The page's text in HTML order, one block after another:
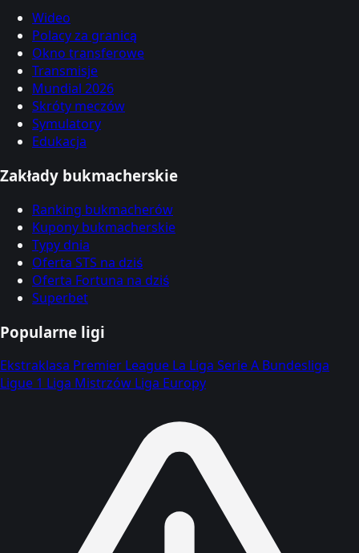
Wideo
Polacy za granicą
Okno transferowe
Transmisje
Mundial 2026
Skróty meczów
Symulatory
Edukacja
Zakłady bukmacherskie
Ranking bukmacherów
Kupony bukmacherskie
Typy dnia
Oferta STS na dziś
Oferta Fortuna na dziś
Superbet
Popularne ligi
Ekstraklasa Premier League La Liga Serie A Bundesliga
Ligue 1 Liga Mistrzów Liga Europy